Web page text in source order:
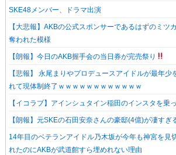
SKE48メンバー、ドラマ出演
【大悲報】AKBの公式スポンサーであるはずのミツ
奪われた模様
【朗報】今日のAKB握手会の当日券が完売祭り
【悲報】 永尾まりやプロデュースアイドルが最年
れて現体制終了ｗｗｗｗｗｗｗｗｗｗｗｗ
【イコラブ】アインシュタイン稲田のインスタを乗
【朗報】元SKEの石田安奈さんの豪邸(4億)が凄すぎ
14年目のベテランアイドル乃木坂が今年も神宮を見
れたのにAKBが武道館すら埋めれない理由